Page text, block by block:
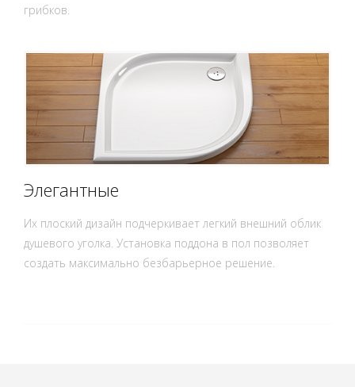
грибков.
Элегантные
Их плоский дизайн подчеркивает легкий внешний облик
душевого уголка. Установка поддона в пол позволяет
создать максимально безбарьерное решение.